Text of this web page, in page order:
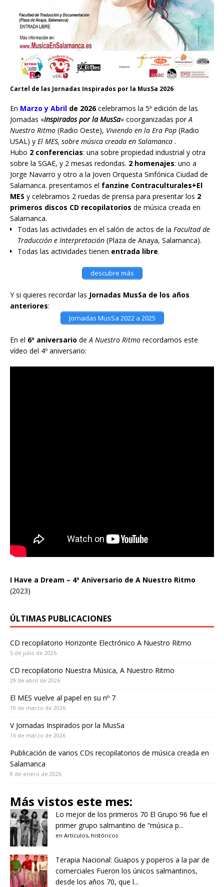
Cartel de las Jornadas Inspirados por la MusSa 2026
En Marzo y Abril de 2026celebramos la 5ª edición de las
Jornadas «Inspirados por la MusSa» coorganizadas porA
Nuestro Ritmo (Radio Oeste), Viviendo en la Era Pop (Radio
USAL) y El MES, sobre música creada en Salamanca .
Hubo 2 conferencias: una sobre propiedad industrial y otra
sobre la SGAE, y 2 mesas redondas. 2 homenajes: uno a
Jorge Navarro y otro a la Joven Orquesta Sinfónica Ciudad de
Salamanca. presentamos el fanzine Contraculturales+El
MES y celebramos 2 ruedas de prensa para presentar los 2
primeros discos CD recopilatorios de música creada en
Salamanca.
Todas las actividades en el salón de actos de la Facultad de
Traducción e Interpretación (Plaza de Anaya, Salamanca).
Todas las actividades tienen entrada libre.
descubre más
Y si quieres recordar las Jornadas MusSa de los años
anteriores:
Jornadas MusSa 2022 a 2025
En el 6º aniversario de A Nuestro Ritmo recordamos este
vídeo del 4º aniversario:
I Have a Dream – 4º Aniversario de A Nuestro Ritmo
(2023)
ÚLTIMAS PUBLICACIONES
CD recopilatorio Horizonte Electrónico A Nuestro Ritmo
5 de julio de 2026
CD recopilatorio Nuestra Música, A Nuestro Ritmo
29 de abril de 2026
El MES vuelve al papel en su nº 7
19 de marzo de 2026
V Jornadas Inspirados por la MusSa
16 de marzo de 2026
Publicación de varios CDs recopilatorios de música creada en
Salamanca
8 de enero de 2026
Más vistos este mes:
Lo mejor de los primeros 70 El Grupo 96 fue el
primer grupo salmantino de “música p...
en Artículos, históricos
Terapia Nacional: Guapos y poperos a la par de
comerciales Fueron los únicos salmantinos,
desde los años 70, que l...